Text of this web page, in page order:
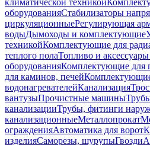
климатической техникой
оборудованияСтабилизаторы
циркуляционныеРегулирующая
водыДымоходы и комплектующие
техникойКомплектующие для
теплого полаТопливо и
оборудованияКомплектующие для
для каминов, печей
водонагревателейКанализация
вантузыПрочистные машины
канализацииТрубы, фитинги
канализационныеМеталлопрокат
огражденияАвтоматика для ворот
изделияСаморезы, шурупыГвозди